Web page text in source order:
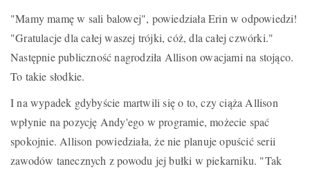
"Mamy mamę w sali balowej", powiedziała Erin w odpowiedzi!
"Gratulacje dla całej waszej trójki, cóż, dla całej czwórki."
Następnie publiczność nagrodziła Allison owacjami na stojąco.
To takie słodkie.
I na wypadek gdybyście martwili się o to, czy ciąża Allison
wpłynie na pozycję Andy'ego w programie, możecie spać
spokojnie. Allison powiedziała, że nie planuje opuścić serii
zawodów tanecznych z powodu jej bułki w piekarniku. "Tak